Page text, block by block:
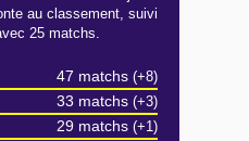
au classement, suivi
25 matchs.
47 matchs (+8)
33 matchs (+3)
29 matchs (+1)